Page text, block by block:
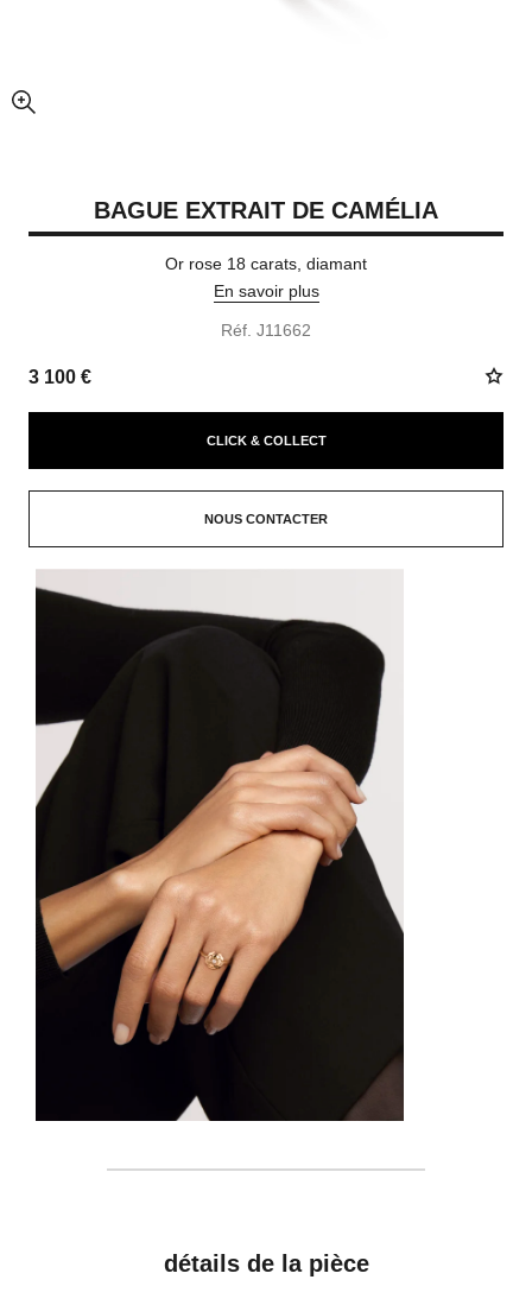
agrandissement
BAGUE EXTRAIT DE CAMÉLIA
Or rose 18 carats, diamant
En savoir plus
Réf. J11662
3 100 €
CLICK & COLLECT
NOUS CONTACTER
détails de la pièce